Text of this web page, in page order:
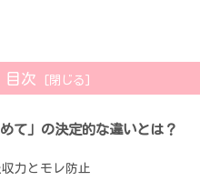
目次
て」の決定的な違いとは？
力とモレ防止